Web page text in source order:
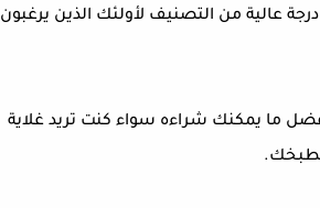
عالية من التصنيف لأولئك الذين يرغبون
ما يمكنك شراءه سواء كنت تريد غلاية
مطبخك.